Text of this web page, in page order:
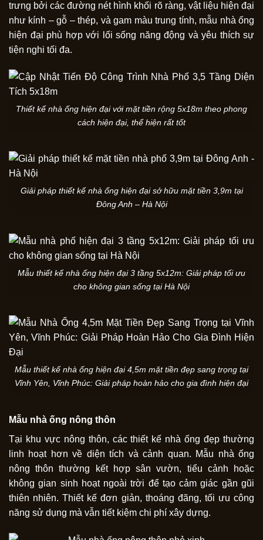
trưng bởi các đường nét hình khối rõ ràng, vật liệu hiện đại
như kính – gỗ – thép, và gam màu trung tính, mẫu nhà ống
hiện đại phù hợp với lối sống năng động và yêu thích sự
tiện nghi tối đa.
Thiết kế nhà ống hiện đại với mặt tiền rộng 5x18m theo phong
cách hiện đại, thể hiện rất tốt
Giải pháp thiết kế nhà ống hiện đại sở hữu mặt tiền 3,9m tại
Đông Anh – Hà Nội
Mẫu thiết kế nhà ống hiện đại 3 tầng 5x12m: Giải pháp tối ưu
cho không gian sống tại Hà Nội
Mẫu thiết kế nhà ống hiện đại 4,5m mặt tiền đẹp sang trọng tại
Vĩnh Yên, Vĩnh Phúc: Giải pháp hoàn hảo cho gia đình hiện đại
Mẫu nhà ống nông thôn
Tại khu vực nông thôn, các thiết kế nhà ống đẹp thường
linh hoạt hơn về diện tích và cảnh quan. Mẫu nhà ống
nông thôn thường kết hợp sân vườn, tiểu cảnh hoặc
không gian sinh hoạt ngoài trời để tạo cảm giác gần gũi
thiên nhiên. Thiết kế đơn giản, thoáng đãng, tối ưu công
năng sử dụng mà vẫn tiết kiệm chi phí xây dựng.